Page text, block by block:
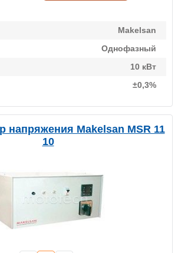
Makelsan
Однофазный
10 кВт
±0,3%
напряжения Makelsan MSR 11
10